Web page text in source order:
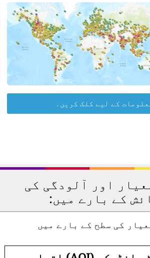
کے لیے کلک کریں۔
اور آلودگی کی
کے بارے میں:
کی سطح کے بارے میں